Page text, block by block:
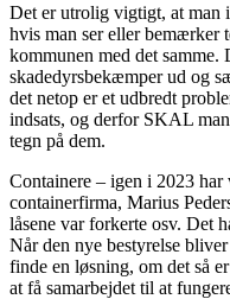
Det er utrolig vigtigt, at man
hvis man ser eller bemærker
kommunen med det samme.
skadedyrsbekæmper ud og
det netop er et udbredt
indsats, og derfor SKAL
tegn på dem.
Containere – igen i 2023
containerfirma, Marius
låsene var forkerte osv. Det
Når den nye bestyrelse
finde en løsning, om det så
at få samarbejdet til at